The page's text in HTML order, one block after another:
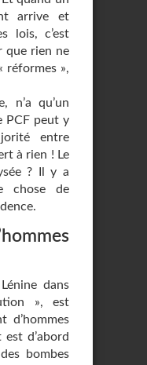
arrive et
lois, c’est
que rien ne
réformes »,
n’a qu’un
PCF peut y
entre
à rien ! Le
? Il y a
chose de
dans
», est
d’hommes
d’abord
bombes